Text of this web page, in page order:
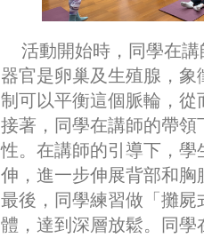
活動開始時，同學在
器官是卵巢及生殖腺，
制可以平衡這個脈輪，從
接著，同學在講師的帶
性。在講師的引導下，
伸，進一步伸展背部和胸
最後，同學練習做「攤
體，達到深層放鬆。同